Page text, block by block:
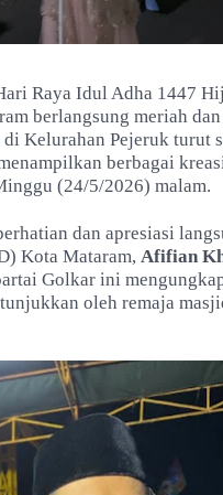
Raya Idul Adha 1447
berlangsung meriah
Kelurahan Pejeruk turut
berbagai
(24/5/2026) malam.
dan apresiasi
Kota Mataram, Afifian
Golkar ini
oleh remaja